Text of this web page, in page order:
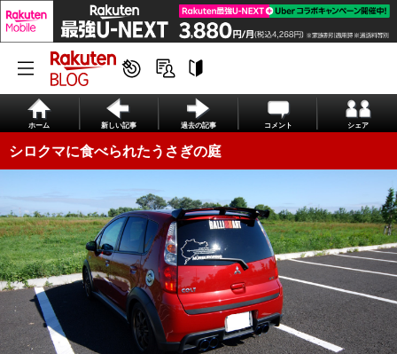
ホーム 新しい記事 過去の記事 コメント シェア
シロクマに食べられたうさぎの庭